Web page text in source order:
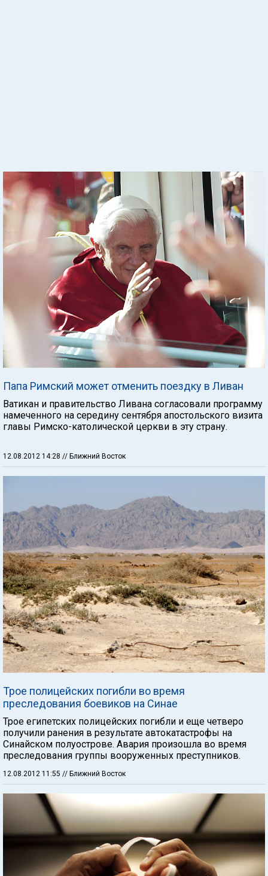
Папа Римский может отменить поездку в Ливан
Ватикан и правительство Ливана согласовали программу
намеченного на середину сентября апостольского визита
главы Римско-католической церкви в эту страну.
12.08.2012 14:28 // Ближний Восток
Трое полицейских погибли во время
преследования боевиков на Синае
Трое египетских полицейских погибли и еще четверо
получили ранения в результате автокатастрофы на
Синайском полуострове. Авария произошла во время
преследования группы вооруженных преступников.
12.08.2012 11:55 // Ближний Восток